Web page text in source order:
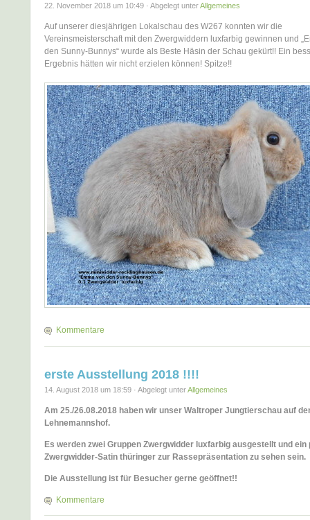
22. November 2018 um 10:49 · Abgelegt unterAllgemeines
Auf unserer diesjährigen Lokalschau des W267 konnten wir die
Vereinsmeisterschaft mit den Zwergwiddern luxfarbig gewinnen und
den Sunny-Bunnys“ wurde als Beste Häsin der Schau gekürt!! Ein
Ergebnis hätten wir nicht erzielen können! Spitze!!
Kommentare
erste Ausstellung 2018 !!!!
14. August 2018 um 18:59 · Abgelegt unterAllgemeines
Am 25./26.08.2018 haben wir unser Waltroper Jungtierschau auf
Lehnemannshof.
Es werden zwei Gruppen Zwergwidder luxfarbig ausgestellt und ein
Zwergwidder-Satin thüringer zur Rassepräsentation zu sehen sein.
Die Ausstellung ist für Besucher gerne geöffnet!!
Kommentare